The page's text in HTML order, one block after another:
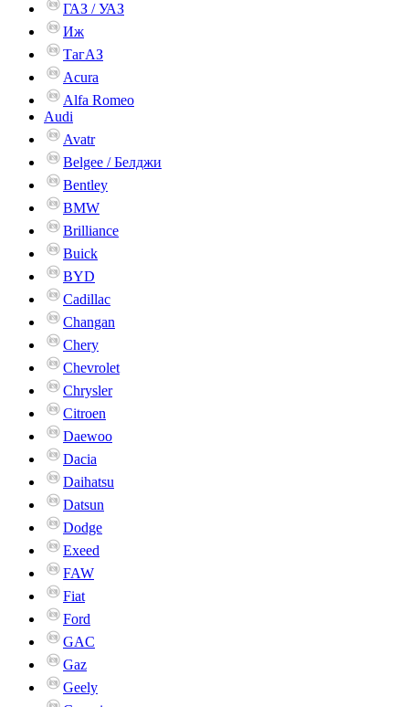
ГАЗ / УАЗ
Иж
ТагАЗ
Acura
Alfa Romeo
Audi
Avatr
Belgee / Белджи
Bentley
BMW
Brilliance
Buick
BYD
Cadillac
Changan
Chery
Chevrolet
Chrysler
Citroen
Daewoo
Dacia
Daihatsu
Datsun
Dodge
Exeed
FAW
Fiat
Ford
GAC
Gaz
Geely